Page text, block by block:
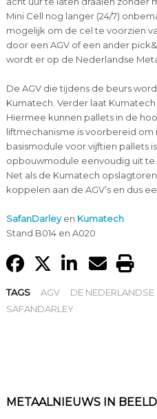
Mini Cell nog langer (24/7)
mogelijk om de cel te voorzien
door een AGV of een ander
wordt er op de Nederlandse
De AGV die tijdens de beurs
Kumatech. Verder laat
Hiermee kunnen pallets in de
liftmechanisme is voorbereid om
basismodule voor vijftien pallets
opbouwmodule eenvoudig uit te
Net als de Kumatech
koppelen aan de AGV’s en dus
SafanDarleyen Kumatech
Stand B014 en A020
TAGS AGV DE
SAFANDARLEY
METAALNIEUWS IN BEELD